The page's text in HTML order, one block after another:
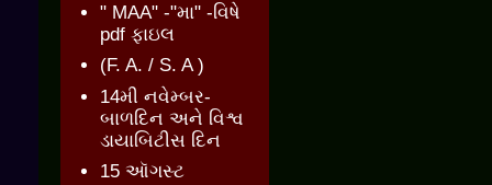
" MAA" -"મા" -વિષે
pdf ફાઇલ
(F. A. / S. A )
14મી નવેમ્બર-
બાળદિન અને વિશ્વ
ડાયાબિટીસ દિન
15 ઑગસ્ટ